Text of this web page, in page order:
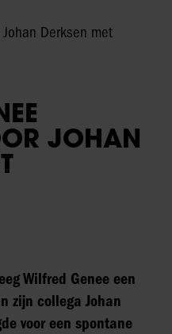
Derksen met
JOHAN
Wilfred Genee een
zijn collega Johan
voor een spontane